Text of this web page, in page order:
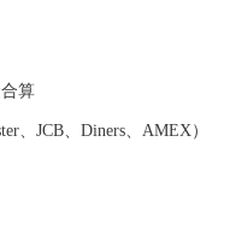
算
、JCB、Diners、AMEX）